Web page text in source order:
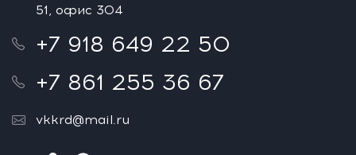
51, офис 304
+7 918 649 22 50
+7 861 255 36 67
vkkrd@mail.ru